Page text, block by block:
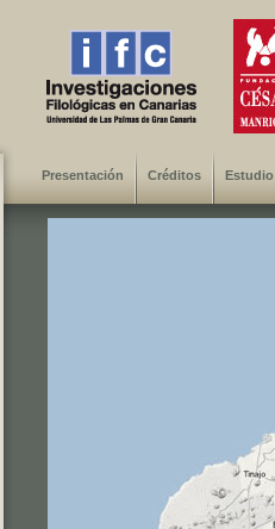
Presentación Créditos Estudio